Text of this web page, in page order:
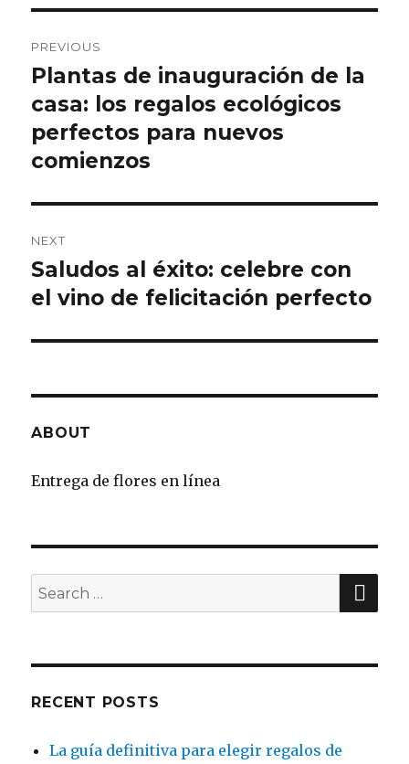
navigation
PREVIOUS
Previous
post:
Plantas de inauguración de la
casa: los regalos ecológicos
perfectos para nuevos
comienzos
NEXT
Next
post:
Saludos al éxito: celebre con
el vino de felicitación perfecto
ABOUT
Entrega de flores en línea
Search
for:
RECENT POSTS
La guía definitiva para elegir regalos de